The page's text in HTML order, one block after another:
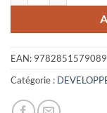
EAN: 9782851579089
Catégorie :